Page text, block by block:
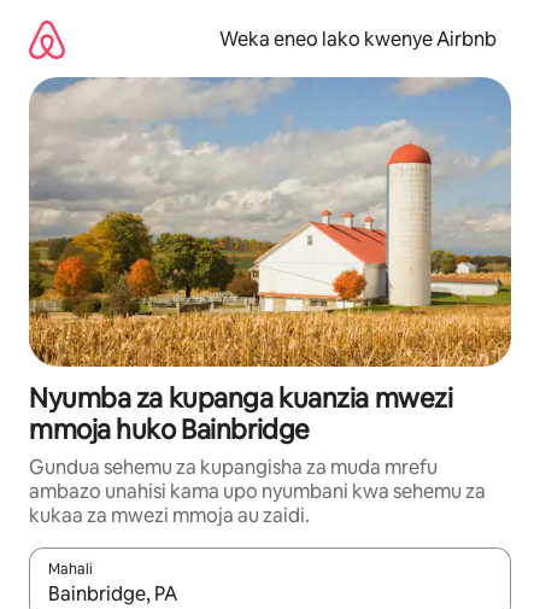
kwenda
kwenye
maudhui
Weka eneo lako kwenye Airbnb
Nyumba za kupanga kuanzia mwezi
mmoja huko Bainbridge
Gundua sehemu za kupangisha za muda mrefu
ambazo unahisi kama upo nyumbani kwa sehemu za
kukaa za mwezi mmoja au zaidi.
Mahali
Wakati matokeo yanapatikana, vinjari kwa kutumia vitufe vya